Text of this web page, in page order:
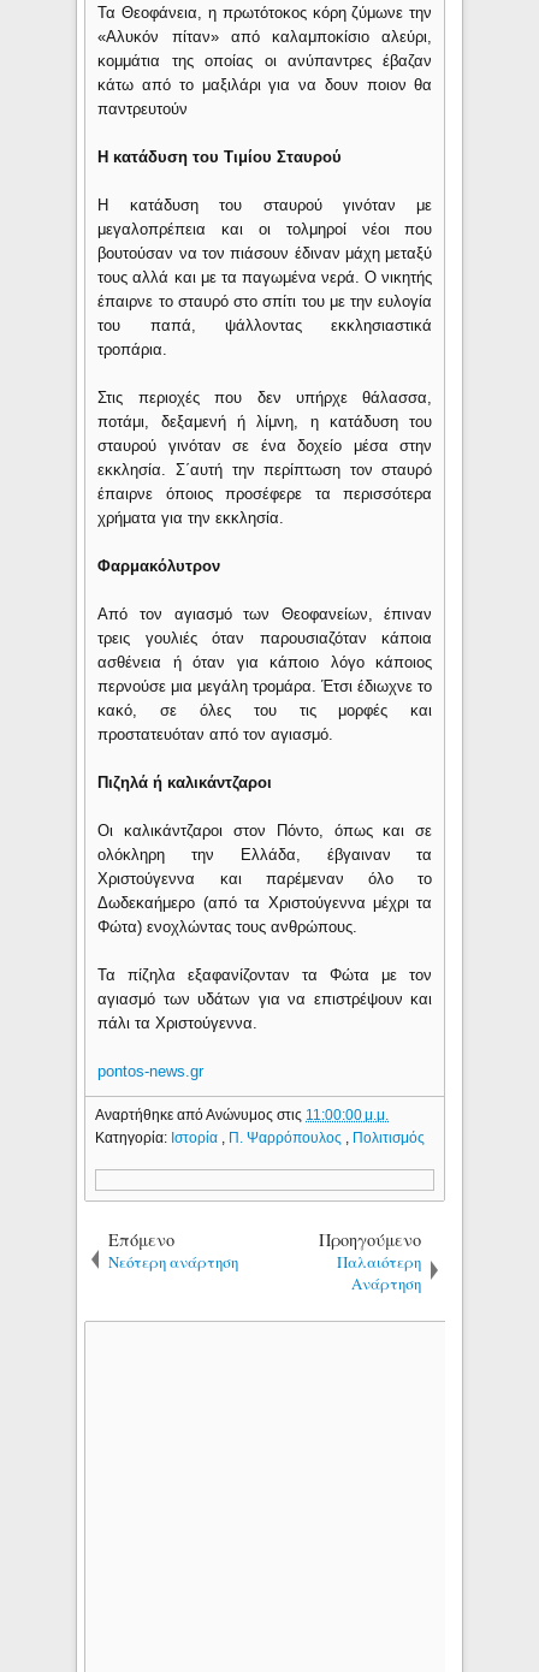
Τα Θεοφάνεια, η πρωτότοκος κόρη ζύμωνε την
«Αλυκόν πίταν» από καλαμποκίσιο αλεύρι,
κομμάτια της οποίας οι ανύπαντρες έβαζαν
κάτω από το μαξιλάρι για να δουν ποιον θα
παντρευτούν
Η κατάδυση του Τιμίου Σταυρού
Η κατάδυση του σταυρού γινόταν με
μεγαλοπρέπεια και οι τολμηροί νέοι που
βουτούσαν να τον πιάσουν έδιναν μάχη μεταξύ
τους αλλά και με τα παγωμένα νερά. Ο νικητής
έπαιρνε το σταυρό στο σπίτι του με την ευλογία
του παπά, ψάλλοντας εκκλησιαστικά
τροπάρια.
Στις περιοχές που δεν υπήρχε θάλασσα,
ποτάμι, δεξαμενή ή λίμνη, η κατάδυση του
σταυρού γινόταν σε ένα δοχείο μέσα στην
εκκλησία. Σ΄αυτή την περίπτωση τον σταυρό
έπαιρνε όποιος προσέφερε τα περισσότερα
χρήματα για την εκκλησία.
Φαρμακόλυτρον
Από τον αγιασμό των Θεοφανείων, έπιναν
τρεις γουλιές όταν παρουσιαζόταν κάποια
ασθένεια ή όταν για κάποιο λόγο κάποιος
περνούσε μια μεγάλη τρομάρα. Έτσι έδιωχνε το
κακό, σε όλες του τις μορφές και
προστατευόταν από τον αγιασμό.
Πιζηλά ή καλικάντζαροι
Οι καλικάντζαροι στον Πόντο, όπως και σε
ολόκληρη την Ελλάδα, έβγαιναν τα
Χριστούγεννα και παρέμεναν όλο το
Δωδεκαήμερο (από τα Χριστούγεννα μέχρι τα
Φώτα) ενοχλώντας τους ανθρώπους.
Τα πίζηλα εξαφανίζονταν τα Φώτα με τον
αγιασμό των υδάτων για να επιστρέψουν και
πάλι τα Χριστούγεννα.
pontos-news.gr
Αναρτήθηκε απόΑνώνυμοςστις 11:00:00 μ.μ.
Κατηγορία: Ιστορία Π. Ψαρρόπουλος Πολιτισμός
Επόμενο
Νεότερη ανάρτηση
Προηγούμενο
Παλαιότερη
Ανάρτηση